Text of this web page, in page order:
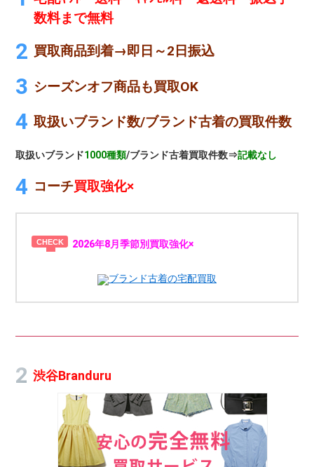
数料まで無料
買取商品到着→即日～2日振込
シーズンオフ商品も買取OK
取扱いブランド数/ブランド古着の買取件数
取扱いブランド1000種類/ブランド古着買取件数⇒記載なし
コーチ買取強化×
2026年8月季節別買取強化×
ブランド古着の宅配買取
渋谷Branduru